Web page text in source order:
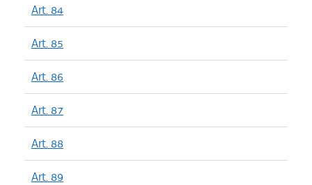
Art. 84
Art. 85
Art. 86
Art. 87
Art. 88
Art. 89